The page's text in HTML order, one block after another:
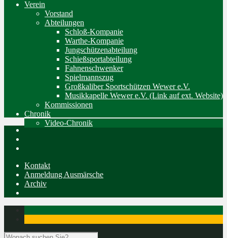
Verein
Vorstand
Abteilungen
Schloß-Kompanie
Warthe-Kompanie
Jungschützenabteilung
Schießsportabteilung
Fahnenschwenker
Spielmannszug
Großkaliber Sportschützen Wewer e.V.
Musikkapelle Wewer e.V. (Link auf ext. Website)
Kommissionen
Chronik
Video-Chronik
Kontakt
Anmeldung Ausmärsche
Archiv